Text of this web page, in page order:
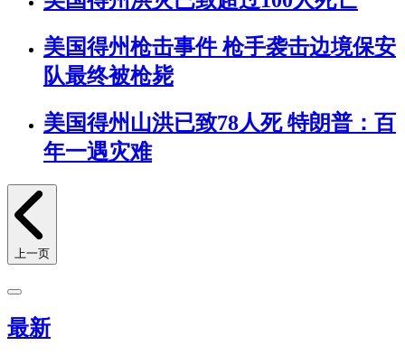
美国得州枪击事件 枪手袭击边境保安
队最终被枪毙
美国得州山洪已致78人死 特朗普：百
年一遇灾难
上一页
最新